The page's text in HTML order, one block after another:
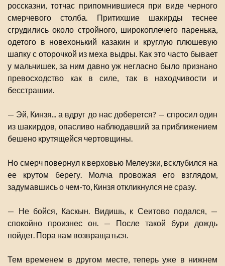
россказни, тотчас припомнившиеся при виде черного
смерчевого столба. Притихшие шакирды теснее
сгрудились около стройного, широкоплечего паренька,
одетого в новехонький казакин и круглую плюшевую
шапку с оторочкой из меха выдры. Как это часто бывает
у мальчишек, за ним давно уж негласно было признано
превосходство как в силе, так в находчивости и
бесстрашии.
— Эй, Кинзя... а вдруг до нас доберется? — спросил один
из шакирдов, опасливо наблюдавший за приближением
бешено крутящейся чертовщины.
Но смерч повернул к верховью Мелеузки, всклубился на
ее крутом берегу. Молча провожая его взглядом,
задумавшись о чем-то, Кинзя откликнулся не сразу.
— Не бойся, Каскын. Видишь, к Сеитово подался, —
спокойно произнес он. — После такой бури дождь
пойдет. Пора нам возвращаться.
Тем временем в другом месте, теперь уже в нижнем